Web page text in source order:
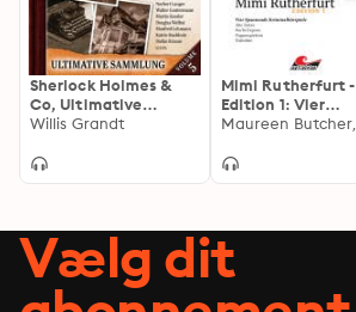
Sherlock Holmes &
Co, Ultimative
Sammlung Volume 5
Willis Grandt
Mimi Rutherfurt -
Edition 1: Vier
Spannende
Vælg dit